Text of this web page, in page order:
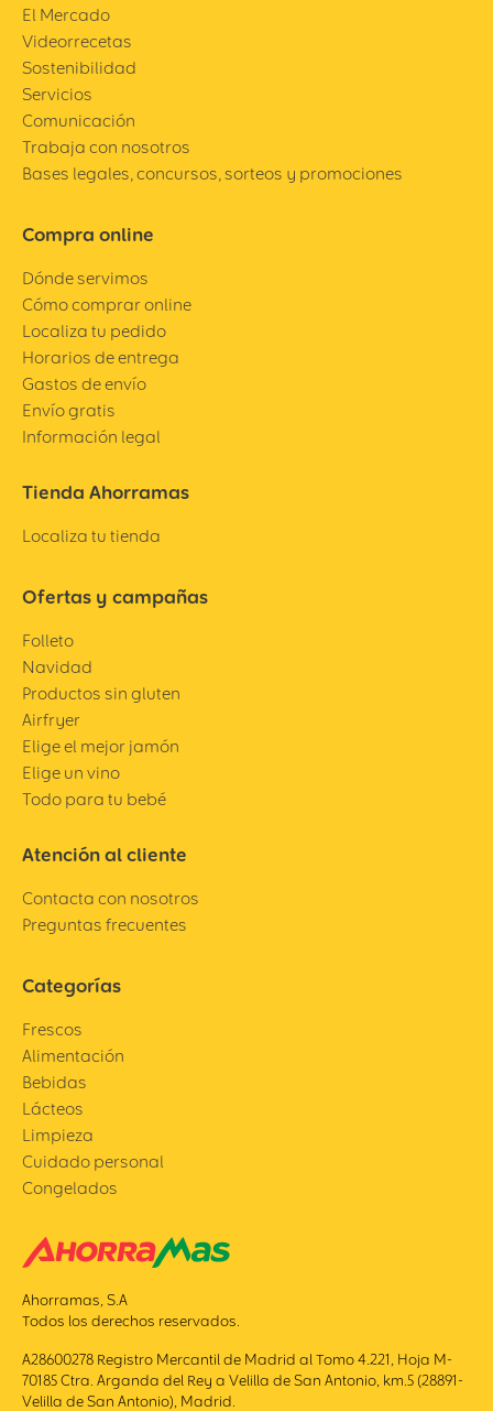
El Mercado
Videorrecetas
Sostenibilidad
Servicios
Comunicación
Trabaja con nosotros
Bases legales, concursos, sorteos y promociones
Compra online
Dónde servimos
Cómo comprar online
Localiza tu pedido
Horarios de entrega
Gastos de envío
Envío gratis
Información legal
Tienda Ahorramas
Localiza tu tienda
Ofertas y campañas
Folleto
Navidad
Productos sin gluten
Airfryer
Elige el mejor jamón
Elige un vino
Todo para tu bebé
Atención al cliente
Contacta con nosotros
Preguntas frecuentes
Categorías
Frescos
Alimentación
Bebidas
Lácteos
Limpieza
Cuidado personal
Congelados
Ahorramas, S.A
Todos los derechos reservados.
A28600278 Registro Mercantil de Madrid al Tomo 4.221, Hoja M-
70185 Ctra. Arganda del Rey a Velilla de San Antonio, km.5 (28891-
Velilla de San Antonio), Madrid.